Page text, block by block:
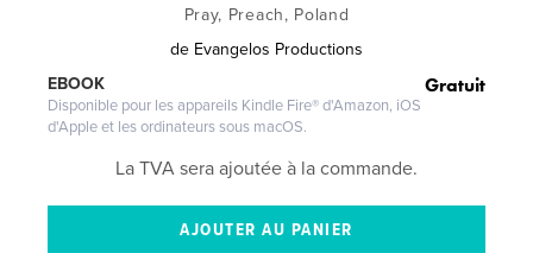
Pray, Preach, Poland
de Evangelos Productions
Gratuit
EBOOK
Disponible pour les appareils Kindle Fire® d'Amazon, iOS
d'Apple et les ordinateurs sous macOS.
La TVA sera ajoutée à la commande.